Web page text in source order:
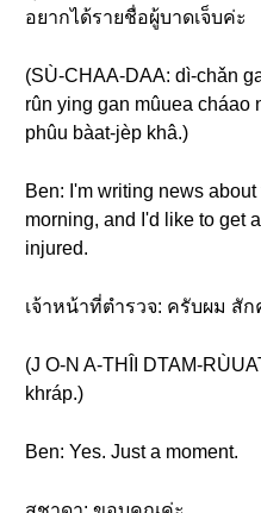
อยากได้รายชื่อผู้บาดเจ็บค่ะ
(SÙ-CHAA-DAA: dì-chǎn
rûn ying gan mûuea cháao
phûu bàat-jèp khâ.)
Ben: I'm writing news
morning, and I'd like to get
injured.
เจ้าหน้าที่ตำรวจ: ครับผม สั
(J O-N A-THÎI DTAM-
khráp.)
Ben: Yes. Just a moment.